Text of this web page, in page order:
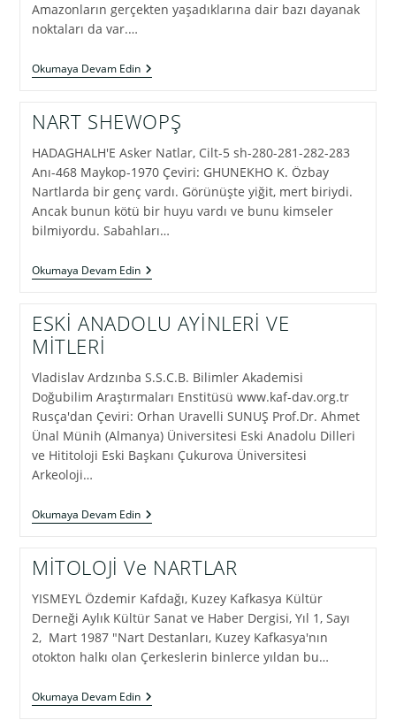
Amazonların gerçekten yaşadıklarına dair bazı dayanak
noktaları da var.…
Okumaya Devam EdinAMAZONLAR
NART SHEWOPŞ
HADAGHALH'E Asker Natlar, Cilt-5 sh-280-281-282-283
Anı-468 Maykop-1970 Çeviri: GHUNEKHO K. Özbay
Nartlarda bir genç vardı. Görünüşte yiğit, mert biriydi.
Ancak bunun kötü bir huyu vardı ve bunu kimseler
bilmiyordu. Sabahları…
Okumaya Devam EdinNART
SHEWOPŞ
ESKİ ANADOLU AYİNLERİ VE
MİTLERİ
Vladislav Ardzınba S.S.C.B. Bilimler Akademisi
Doğubilim Araştırmaları Enstitüsü www.kaf-dav.org.tr
Rusça'dan Çeviri: Orhan Uravelli SUNUŞ Prof.Dr. Ahmet
Ünal Münih (Almanya) Üniversitesi Eski Anadolu Dilleri
ve Hititoloji Eski Başkanı Çukurova Üniversitesi
Arkeoloji…
Okumaya Devam EdinESKİ
ANADOLU
MİTLERİ
MİTOLOJİ Ve NARTLAR
YISMEYL Özdemir Kafdağı, Kuzey Kafkasya Kültür
Derneği Aylık Kültür Sanat ve Haber Dergisi, Yıl 1, Sayı
2, Mart 1987 "Nart Destanları, Kuzey Kafkasya'nın
otokton halkı olan Çerkeslerin binlerce yıldan bu…
Okumaya Devam EdinMİTOLOJİ
Ve